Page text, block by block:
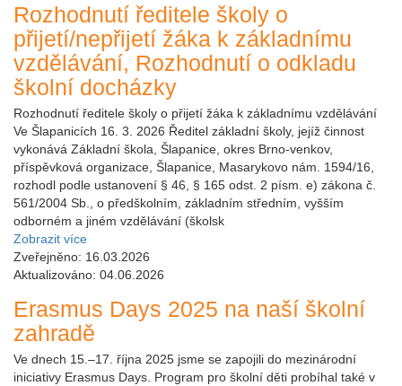
Rozhodnutí ředitele školy o
přijetí/nepřijetí žáka k základnímu
vzdělávání, Rozhodnutí o odkladu
školní docházky
Rozhodnutí ředitele školy o přijetí žáka k základnímu vzdělávání
Ve Šlapanicích 16. 3. 2026 Ředitel základní školy, jejíž činnost
vykonává Základní škola, Šlapanice, okres Brno-venkov,
příspěvková organizace, Šlapanice, Masarykovo nám. 1594/16,
rozhodl podle ustanovení § 46, § 165 odst. 2 písm. e) zákona č.
561/2004 Sb., o předškolním, základním středním, vyšším
odborném a jiném vzdělávání (školsk
Zobrazit více
Zveřejněno: 16.03.2026
Aktualizováno: 04.06.2026
Erasmus Days 2025 na naší školní
zahradě
Ve dnech 15.–17. října 2025 jsme se zapojili do mezinárodní
iniciativy Erasmus Days. Program pro školní děti probíhal také v